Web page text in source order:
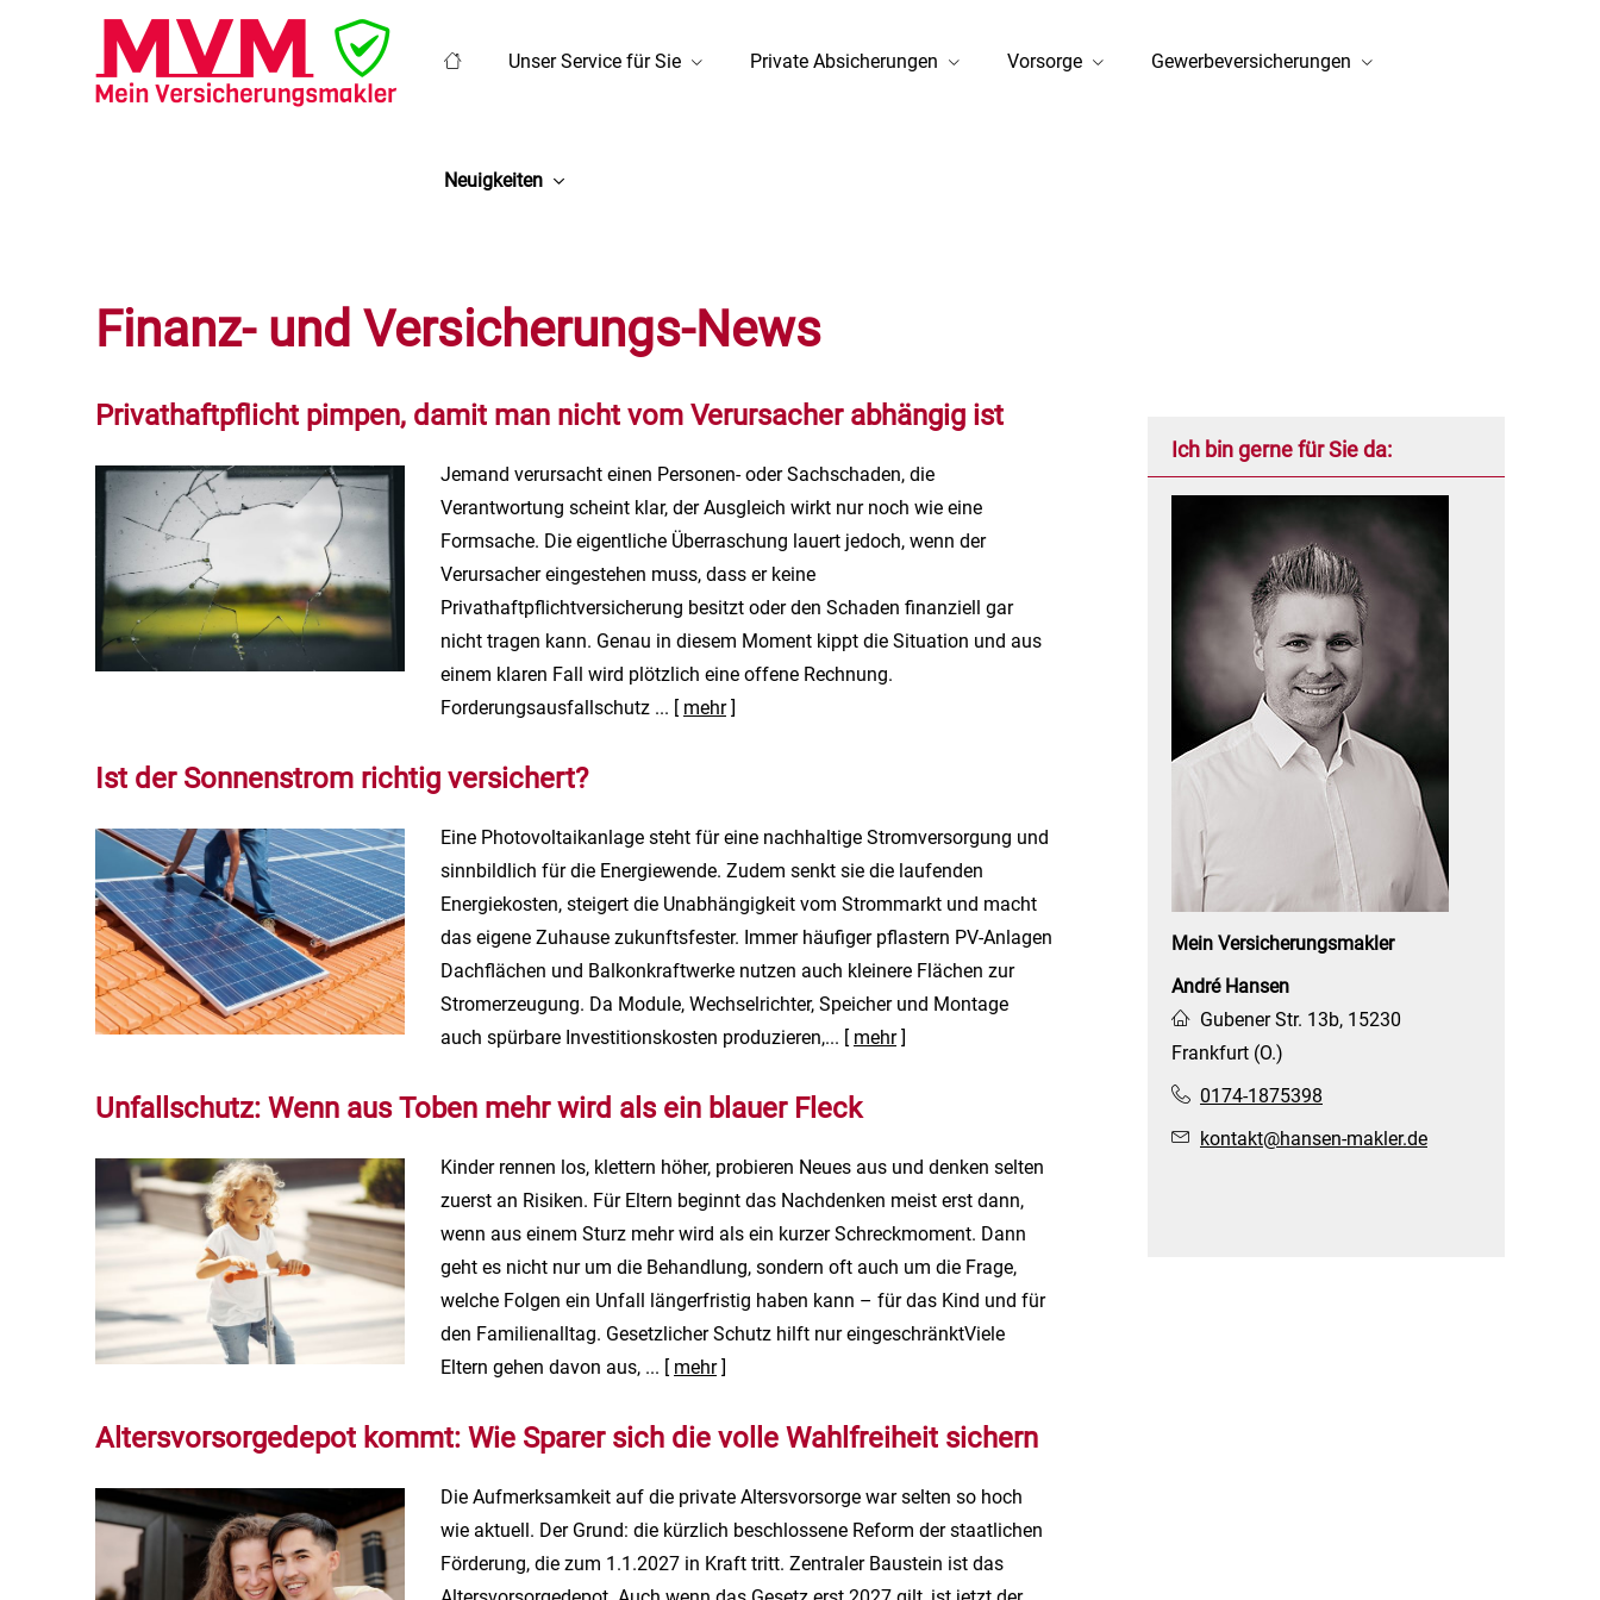
Unser Service für Sie Private Absicherungen Vorsorge Gewerbeversicherungen
Neuigkeiten
Ich bin gerne für Sie da:
Mein Ver­sicherungs­makler
André Hansen
Gubener Str. 13b, 15230
Frankfurt (O.)
0174-1875398
kontakt@hansen-makler.de
Finanz- und Versicherungs-News
Privathaftpflicht pimpen, damit man nicht vom Verursacher abhängig ist
Jemand verursacht einen Per­sonen- oder Sachschaden, die
Verantwortung scheint klar, der Ausgleich wirkt nur noch wie eine
Formsache. Die eigentliche Überraschung lauert jedoch, wenn der
Verursacher eingestehen muss, dass er keine
Privathaftpflichtversicherung besitzt oder den Schaden finanziell gar
nicht tragen kann. Genau in diesem Moment kippt die Situation und aus
einem klaren Fall wird plötzlich eine offene Rechnung.
Forderungsausfallschutz ... [ mehr]
Ist der Sonnenstrom richtig versichert?
Eine Photovoltaikanlage steht für eine nachhaltige Stromversorgung und
sinnbildlich für die Energiewende. Zudem senkt sie die laufenden
Energiekosten, steigert die Unabhängigkeit vom Strommarkt und macht
das eigene Zuhause zukunftsfester. Immer häufiger pflastern PV-Anlagen
Dachflächen und Balkonkraftwerke nutzen auch kleinere Flächen zur
Stromerzeugung. Da Module, Wechselrichter, Speicher und Montage
auch spürbare Investitionskosten produzieren,... [ mehr]
Unfallschutz: Wenn aus Toben mehr wird als ein blauer Fleck
Kinder rennen los, klettern höher, probieren Neues aus und denken selten
zuerst an Risiken. Für Eltern beginnt das Nachdenken meist erst dann,
wenn aus einem Sturz mehr wird als ein kurzer Schreckmoment. Dann
geht es nicht nur um die Behandlung, sondern oft auch um die Frage,
welche Folgen ein Unfall längerfristig haben kann – für das Kind und für
den Familienalltag. Gesetzlicher Schutz hilft nur eingeschränktViele
Eltern gehen davon aus, ... [ mehr]
Alters­vorsorge­depot kommt: Wie Sparer sich die volle Wahlfreiheit sichern
Die Aufmerksamkeit auf die private Alters­vorsorge war selten so hoch
wie aktuell. Der Grund: die kürzlich beschlossene Reform der staatlichen
Förderung, die zum 1.1.2027 in Kraft tritt. Zentraler Baustein ist das